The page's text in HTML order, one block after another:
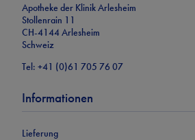
Apotheke der Klinik Arlesheim
Stollenrain 11
CH-4144 Arlesheim
Schweiz
Tel:+41 (0)61 705 76 07
Informationen
Lieferung